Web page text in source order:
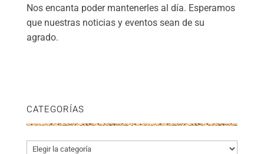
Nos encanta poder mantenerles al día. Esperamos
que nuestras noticias y eventos sean de su
agrado.
CATEGORÍAS
Categorías